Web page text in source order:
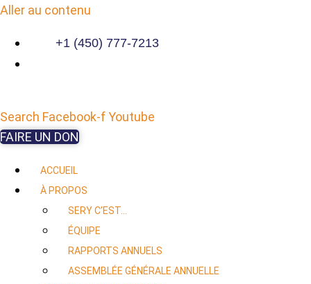
Aller au contenu
+1 (450) 777-7213
Search Facebook-fYoutube
FAIRE UN DON
ACCUEIL
À PROPOS
SERY C’EST…
ÉQUIPE
RAPPORTS ANNUELS
ASSEMBLÉE GÉNÉRALE ANNUELLE